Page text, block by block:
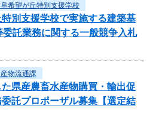
希望が丘特別支援学校
別支援学校で実施する建築基
託業務に関する一般競争入札
物流通課
県産農畜水産物購買・輸出促
託プロポーザル募集【選定結